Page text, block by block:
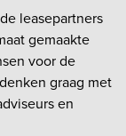
leasepartners
gemaakte
voor de
graag met
en